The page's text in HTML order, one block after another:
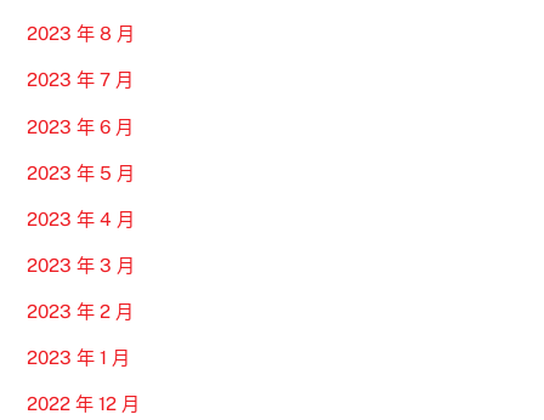
2023 年 8 月
2023 年 7 月
2023 年 6 月
2023 年 5 月
2023 年 4 月
2023 年 3 月
2023 年 2 月
2023 年 1 月
2022 年 12 月